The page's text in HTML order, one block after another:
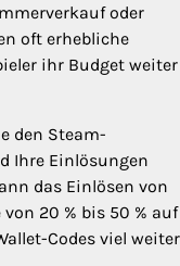
oder
oft erhebliche
ihr Budget weiter
den Steam-
Ihre Einlösungen
das Einlösen von
20 % bis 50 % auf
Codes viel weiter